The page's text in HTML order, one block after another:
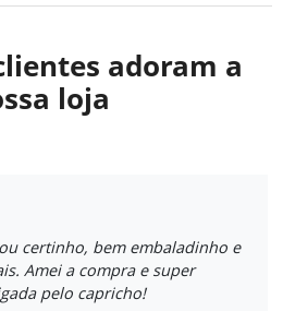
adoram a
loja
certinho, bem embaladinho e
Amei a compra e super
pelo capricho!